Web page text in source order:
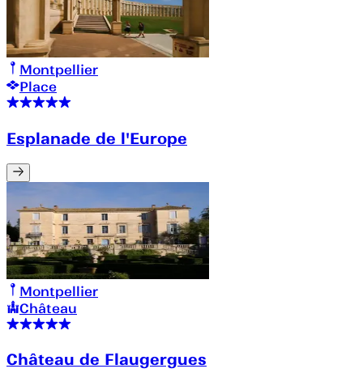
Montpellier
Place
Esplanade de l'Europe
Montpellier
Château
Château de Flaugergues